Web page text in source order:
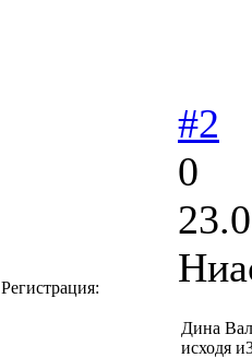
Регистрация:
#2
0
Дина
исходя